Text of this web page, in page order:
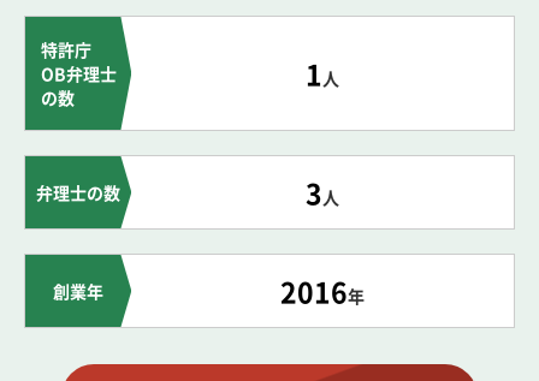
特許庁
OB弁理士
の数
1人
弁理士の数 3人
創業年 2016年